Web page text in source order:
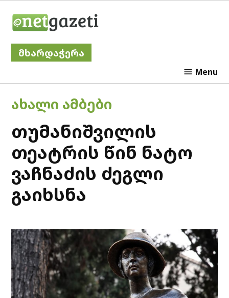
მხარდაჭერა
Menu
POSTED
ᲐᲮᲐᲚᲘ ᲐᲛᲑᲔᲑᲘ
თუმანიშვილის
თეატრის წინ ნატო
ვაჩნაძის ძეგლი
გაიხსნა